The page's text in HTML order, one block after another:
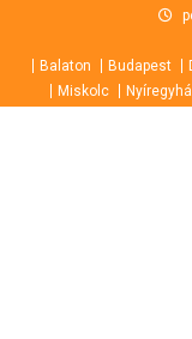
contentBalaton Budapest
Miskolc